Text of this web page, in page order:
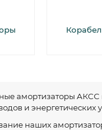
амортизаторы АКСС
и
наших